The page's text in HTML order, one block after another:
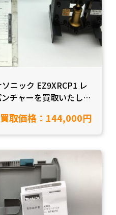
ニック EZ9XRCP1 レ
チャーを買取いたしま
買取価格：144,000円